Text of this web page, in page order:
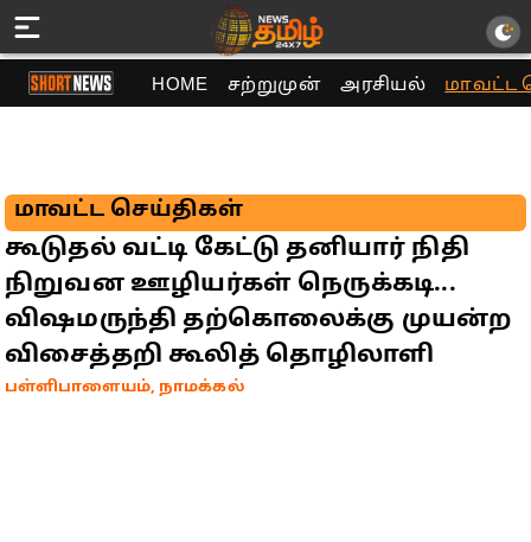
HOME சற்றுமுன் அரசியல் மாவட்ட
மாவட்ட செய்திகள்
கூடுதல் வட்டி கேட்டு தனியார் நிதி
நிறுவன ஊழியர்கள் நெருக்கடி...
விஷமருந்தி தற்கொலைக்கு முயன்ற
விசைத்தறி கூலித் தொழிலாளி
பள்ளிபாளையம், நாமக்கல்